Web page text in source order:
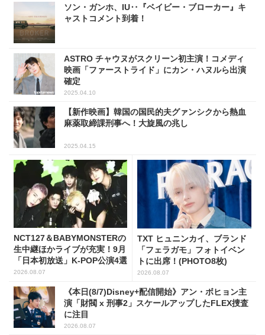
ソン・ガンホ、IU‥『ベイビー・ブローカー』キ
ャストコメント到着！
ASTRO チャウヌがスクリーン初主演！コメディ
映画「ファーストライド」にカン・ハヌルら出演
確定
2025.04.10
【新作映画】韓国の国民的夫グァンシクから熱血
麻薬取締課刑事へ！大旋風の兆し
2025.04.15
NCT127＆BABYMONSTERの
生中継ほかライブが充実！9月
「日本初放送」K-POP公演4選
2026.08.07
TXT ヒュニンカイ、ブランド
「フェラガモ」フォトイベン
トに出席！(PHOTO8枚)
2026.08.07
《本日(8/7)Disney+配信開始》アン・ボヒョン主
演「財閥 x 刑事2」スケールアップしたFLEX捜査
に注目
2026.08.07